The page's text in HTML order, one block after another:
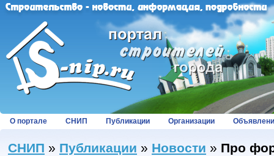
О портале СНИП Публикации Организации
СНИП » Публикации » Новости » Про